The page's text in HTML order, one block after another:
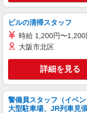
gelato pique／snidel／
アパ
正
間/
給与
試用
成績
あり
パー
キープ
アルバイト パート
ビルの清掃スタッフ
時給 1,200円〜1,200
大阪市北区
詳細を見る
警備員スタッフ（イベン
大型駐車場、JR列車見張